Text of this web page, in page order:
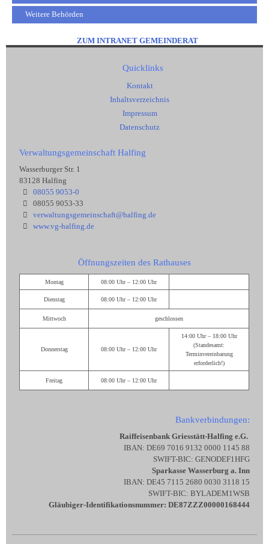
Weitere Behörden
ZUM INTRANET GEMEINDERAT
Quicklinks
Kontakt
Inhaltsverzeichnis
Impressum
Datenschutz
Verwaltungsgemeinschaft Halfing
Wasserburger Str. 1
83128 Halfing
08055 9053-0
08055 9053-33
verwaltungsgemeinschaft@halfing.de
www.vg-halfing.de
Öffnungszeiten des Rathauses
Montag 08:00 Uhr – 12:00 Uhr
Dienstag 08:00 Uhr – 12:00 Uhr
Mittwoch geschlossen
Donnerstag 08:00 Uhr – 12:00 Uhr
14:00 Uhr – 18:00 Uhr
(Standesamt:
Terminvereinbarung
erforderlich!)
Freitag 08:00 Uhr – 12:00 Uhr
Bankverbindungen:
Raiffeisenbank Griesstätt-Halfing e.G.
IBAN: DE69 7016 9132 0000 1145 88
SWIFT-BIC: GENODEF1HFG
Sparkasse Wasserburg a. Inn
IBAN: DE45 7115 2680 0030 3118 15
SWIFT-BIC: BYLADEM1WSB
Gläubiger-Identifikationsnummer: DE87ZZZ00000168444